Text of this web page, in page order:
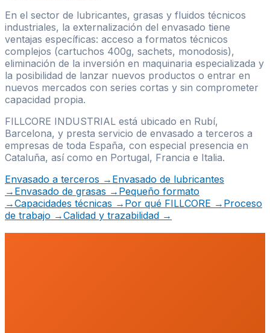
En el sector de lubricantes, grasas y fluidos técnicos
industriales, la externalización del envasado tiene
ventajas específicas: acceso a formatos técnicos
complejos (cartuchos 400g, sachets, monodosis),
eliminación de la inversión en maquinaria especializada y
la posibilidad de lanzar nuevos productos o entrar en
nuevos mercados con series cortas y sin comprometer
capacidad propia.
FILLCORE INDUSTRIAL está ubicado en Rubí,
Barcelona, y presta servicio de envasado a terceros a
empresas de toda España, con especial presencia en
Cataluña, así como en Portugal, Francia e Italia.
Envasado a terceros → Envasado de lubricantes
→ Envasado de grasas → Pequeño formato
→Capacidades técnicas → Por qué FILLCORE → Proceso
de trabajo →Calidad y trazabilidad →